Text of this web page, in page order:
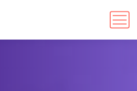
herramientas